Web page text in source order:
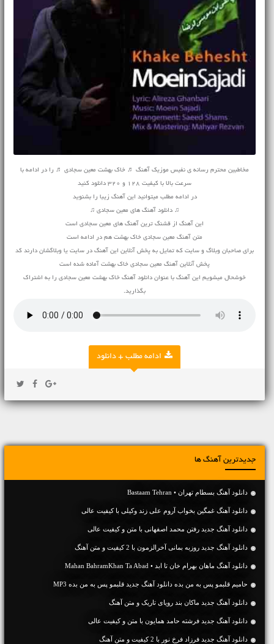
مخاطبین محترم رسانه ی نفیس موزیک آهنگ ♬ خاک بهشت معین سجادی ♬ را در ادامه با
سرعت بالا با کیفیت 128 و 320 دانلود کنید
در ادامه مطلب میتوانید این آهنگ زیبا را بشنوید
♫ دانلود آهنگ های معین سجادی ♫
این آهنگ از قشنگ ترین آهنگ های معین سجادی است
متن آهنگ معین سجادی خاک بهشت هم در ادامه است
برای صاحبان وبلاگ و سایت که تمایل به پخش آنلاین این آهنگ در سایت یا وبلاگشان دارند کد
پخش آنلاین آهنگ معین سجادی خاک بهشت آماده شده است
خوشحال میشویم این آهنگ با عنوان دانلود آهنگ خاک بهشت معین سجادی را به اشتراک
بگذارید.
ادامه مطلب + دانلود
جدیدترین آهنگ ها
دانلود آهنگ بسطام تهران • Bastaam Tehran
دانلود آهنگ غمگین بخواب آروم علی زند وکیلی با کیفیت عالی
دانلود آهنگ جديد رفتن محمد اصفهانی با متن و کیفیت عالی
دانلود آهنگ جديد روزبه بمانی آخرالزمون با 2 کیفیت و متن آهنگ
دانلود آهنگ ماهان بهرام خان تا ابد • Mahan BahramKhan Ta Abad
حامیم قلبمو پس به من بده دانلود آهنگ جدید قلبمو پس به من بده MP3
دانلود آهنگ جديد ماکان بند رویای تاریک و متن آهنگ
دانلود آهنگ جديد فرشته حامد همایون با متن و کیفیت عالی
دانلود آهنگ جديد فرزاد فرخ نور با 2 کیفیت و متن آهنگ